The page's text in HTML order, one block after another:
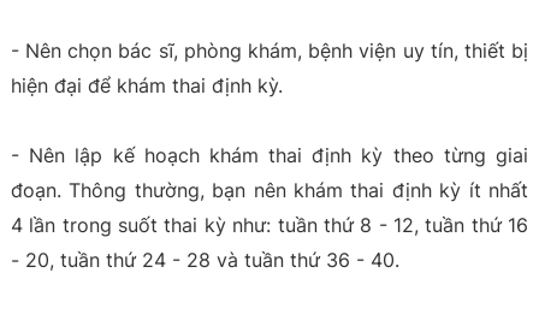
- Nên chọn bác sĩ, phòng khám, bệnh viện uy tín, thiết bị
hiện đại để khám thai định kỳ.
- Nên lập kế hoạch khám thai định kỳ theo từng giai
đoạn. Thông thường, bạn nên khám thai định kỳ ít nhất
4 lần trong suốt thai kỳ như: tuần thứ 8 - 12, tuần thứ 16
- 20, tuần thứ 24 - 28 và tuần thứ 36 - 40.